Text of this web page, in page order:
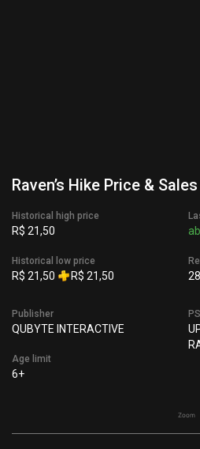
Raven’s Hike Price &
Historical high price
R$ 21,50
Historical low price
R$ 21,50 R$ 21,50
Publisher
QUBYTE INTERACTIVE
Age limit
6+
Zoom